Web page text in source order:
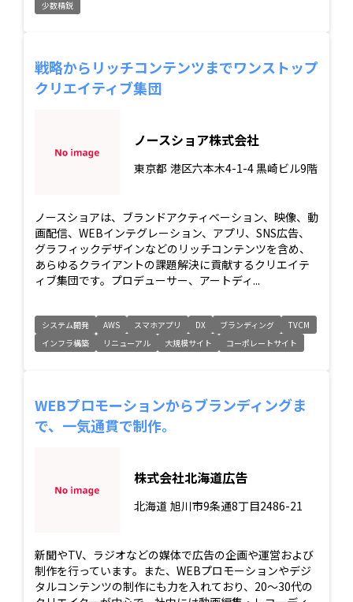
少数精鋭
戦略からリッチコンテンツまでワンストップ
クリエイティブ集団
ノースショア株式会社
東京都 港区六本木4-1-4 黒崎ビル9階
ノースショアは、ブランドアクティベーション、映像、動
画配信、WEBインテグレーション、アプリ、SNS広告、
グラフィックデザインなどのリッチコンテンツを含め、
あらゆるクライアントの課題解決に貢献するクリエイテ
ィブ集団です。プロデューサー、アートディ...
システム開発 AWS スマホアプリ DX ブランディング
TVCM
インフラ構築
リニューアル 大規模サイト コーポレートサイト
WEBプロモーションからブランディングま
で、一気通貫で制作。
株式会社北海道広告
北海道 旭川市9条通8丁目2486-21
新聞やTV、ラジオなどの媒体で広告の企画や運営および
制作を行っています。また、WEBプロモーションやデジ
タルコンテンツの制作にも力を入れており、20〜30代の